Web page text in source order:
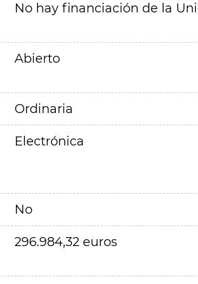
No hay financiación de la
Abierto
Ordinaria
Electrónica
No
296.984,32 euros